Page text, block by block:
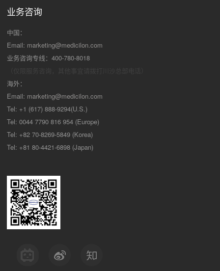
业务咨询
中国：
Email: marketing@medicilon.com
业务咨询专线：400-780-8018
海外：
Email: marketing@medicilon.com
Tel: +1 (617) 888-9294(U.S.)
Tel: 0044 7790 816 954 (Europe)
Tel: +82 70-8269-5849 (Korea)
Tel: +81 80-4421-6898 (Japan)